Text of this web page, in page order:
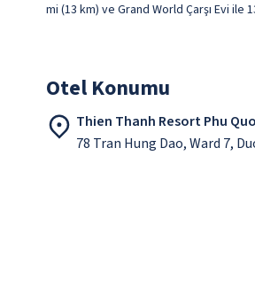
mi (13 km) ve Grand World Çarşı Evi ile
Otel Konumu
Thien Thanh Resort Phu
78 Tran Hung Dao, Ward 7,